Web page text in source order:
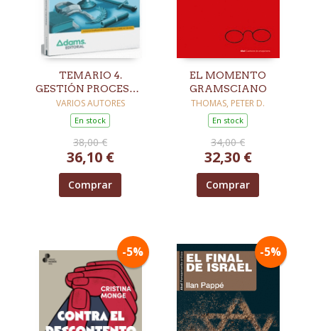
TEMARIO 4.
GESTIÓN PROCESAL
Y ADMINISTRATIVA.
TURNO LIBRE
VARIOS AUTORES
En stock
38,00 €
36,10 €
Comprar
EL MOMENTO
GRAMSCIANO
THOMAS, PETER D.
En stock
34,00 €
32,30 €
Comprar
-5% -5%